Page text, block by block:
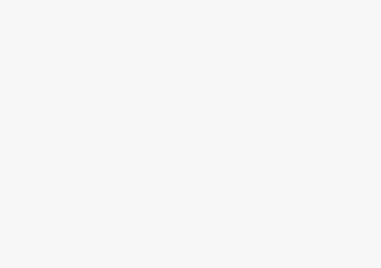
Bürgermeister Silvio Renger informiert über aktuelle Herausforderungen und Entwicklungen in